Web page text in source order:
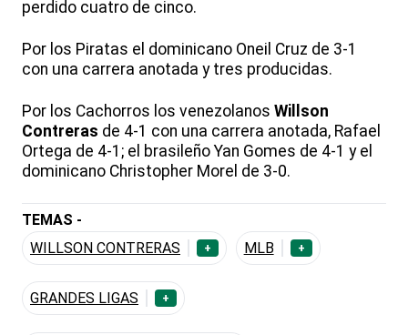
perdido cuatro de cinco.
Por los Piratas el dominicano Oneil Cruz de 3-1
con una carrera anotada y tres producidas.
Por los Cachorros los venezolanos Willson
Contreras de 4-1 con una carrera anotada, Rafael
Ortega de 4-1; el brasileño Yan Gomes de 4-1 y el
dominicano Christopher Morel de 3-0.
TEMAS -
WILLSON CONTRERAS
+ MLB +
GRANDES LIGAS +